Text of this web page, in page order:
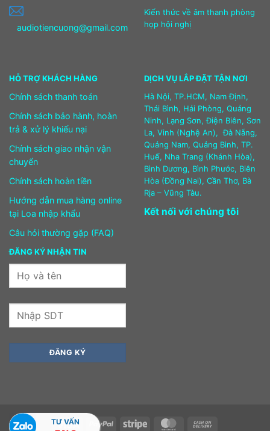
audiotiencuong@gmail.com
Kiến thức về âm thanh phòng
họp hội nghị
HỖ TRỢ KHÁCH HÀNG
Chính sách thanh toán
Chính sách bảo hành, hoàn
trả & xử lý khiếu nại
Chính sách giao nhận vận
chuyển
Chính sách hoàn tiền
Hướng dẫn mua hàng online
tại Loa nhập khẩu
Câu hỏi thường gặp (FAQ)
ĐĂNG KÝ NHẬN TIN
DỊCH VỤ LẮP ĐẶT TẬN NƠI
Hà Nội, TP.HCM, Nam Định,
Thái Bình, Hải Phòng, Quảng
Ninh, Lạng Sơn, Điện Biên, Sơn
La, Vinh (Nghệ An), Đà Nẵng,
Quảng Nam, Quảng Bình, TP.
Huế, Nha Trang (Khánh Hòa),
Bình Dương, Bình Phước, Biên
Hòa (Đồng Nai), Cần Thơ, Bà
Rịa – Vũng Tàu.
Kết nối với chúng tôi
PayPal Stripe MasterCard
TƯ VẤN